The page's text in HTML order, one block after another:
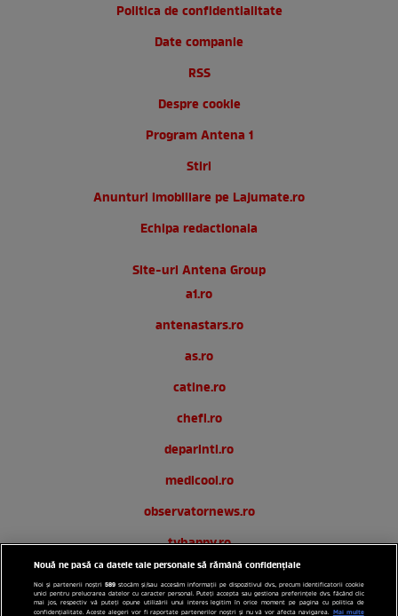
Politica de confidentialitate
Date companie
RSS
Despre cookie
Program Antena 1
Stiri
Anunturi imobiliare pe Lajumate.ro
Echipa redactionala
Site-uri Antena Group
a1.ro
antenastars.ro
as.ro
catine.ro
chefi.ro
deparinti.ro
medicool.ro
observatornews.ro
tvhappy.ro
useit.ro
zutv.ro
Nouă ne pasă ca datele tale personale să rămână confidențiale
Noi și partenerii noștri589 stocăm și/sau accesăm informații pe dispozitivul dvs., precum identificatorii cookie
unici pentru prelucrarea datelor cu caracter personal. Puteți accepta sau gestiona preferințele dvs. făcând clic
mai jos, respectiv vă puteți opune utilizării unui interes legitim în orice moment pe pagina cu politica de
confidențialitate. Aceste alegeri vor fi raportate partenerilor noștri și nu vă vor afecta navigarea. Mai multe